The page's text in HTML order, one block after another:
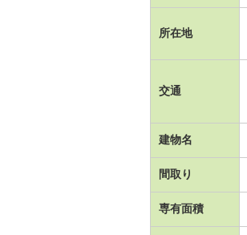
所在地
交通
建物名
間取り
専有面積